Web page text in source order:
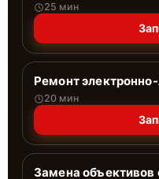
25 мин
Ремонт
20 мин
Замена